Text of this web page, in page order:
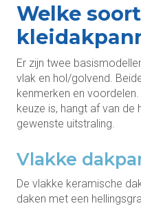
Welke
Er zijn twee
vlak en hol/golvend.
kenmerken en voordelen.
keuze is, hangt af van de
gewenste uitstraling.
Vlakke
De vlakke keramische
daken met een